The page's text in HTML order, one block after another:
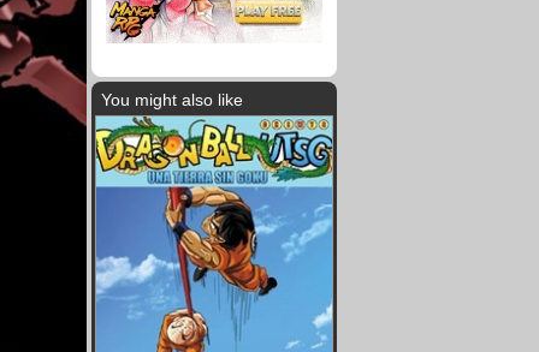
You might also like